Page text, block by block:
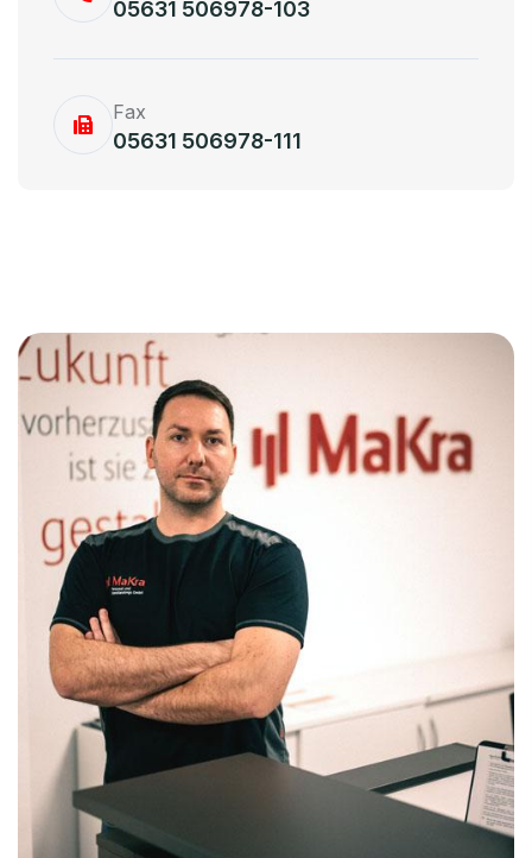
05631 506978-103
Fax
05631 506978-111